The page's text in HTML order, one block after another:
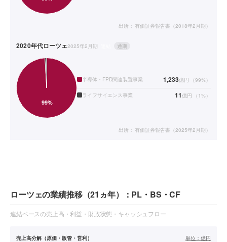
出所： 有価証券報告書（2018年2月期）
2020年代ローツェ2025年2月期 通期
半導体・FPD関連装置事業 1,233億円 （99%）
ライフサイエンス事業 11億円 （ 1%）
出所： 有価証券報告書（2025年2月期）
ローツェの業績推移（21ヵ年）：PL・BS・CF
連結ベースの売上高・利益・財政状態・キャッシュフロー
売上高分解（原価・販管・営利） 単位： 億円